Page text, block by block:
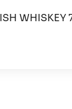
WHISKEY